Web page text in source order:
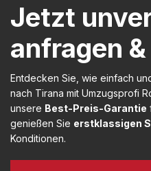
Jetzt
anfragen
Entdecken Sie, wie einfach
nach Tirana mit Umzugsprofi
unsere Best-Preis-Garantie
genießen Sie erstklassigen
Konditionen.